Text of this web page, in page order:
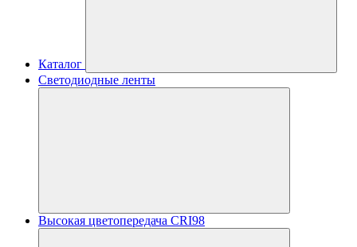
Каталог
Светодиодные ленты
Высокая цветопередача CRI98